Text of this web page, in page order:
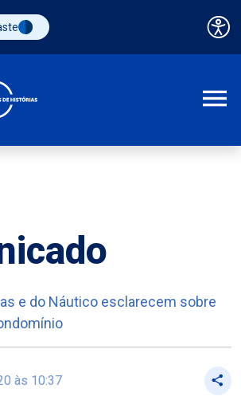
contraste
e do Náutico esclarecem sobre
às 10:37